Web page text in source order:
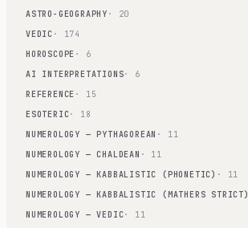
ASTRO-GEOGRAPHY · 20
VEDIC · 174
HOROSCOPE · 6
AI INTERPRETATIONS· 6
REFERENCE · 15
ESOTERIC· 18
NUMEROLOGY — PYTHAGOREAN · 11
NUMEROLOGY — CHALDEAN · 11
NUMEROLOGY — KABBALISTIC (PHONETIC) · 11
NUMEROLOGY — KABBALISTIC (MATHERS STRICT)
NUMEROLOGY — VEDIC· 11